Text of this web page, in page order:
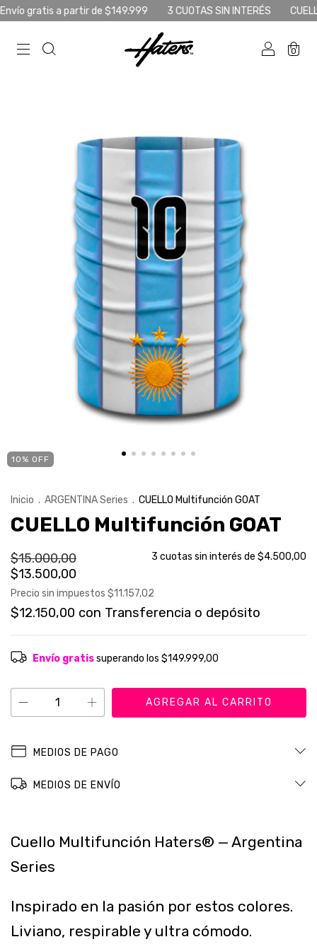
a partir de $149.999 3 CUOTAS SIN INTERÉS CUELLO DE
0
10 % OFF
Inicio . ARGENTINA Series . CUELLO Multifunción GOAT
CUELLO Multifunción GOAT
$15.000,00
$13.500,00
3 cuotas sin interés de $4.500,00
Precio sin impuestos $11.157,02
$12.150,00 con Transferencia o depósito
Envío gratissuperando los $149.999,00
MEDIOS DE PAGO
MEDIOS DE ENVÍO
Cuello Multifunción Haters® — Argentina
Series
Inspirado en la pasión por estos colores.
Liviano, respirable y ultra cómodo.